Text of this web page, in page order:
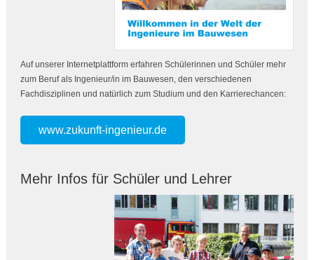
Auf unserer Internetplattform erfahren Schülerinnen und Schüler mehr
zum Beruf als Ingenieur/in im Bauwesen, den verschiedenen
Fachdisziplinen und natürlich zum Studium und den Karrierechancen:
www.zukunft-ingenieur.de
Mehr Infos für Schüler und Lehrer